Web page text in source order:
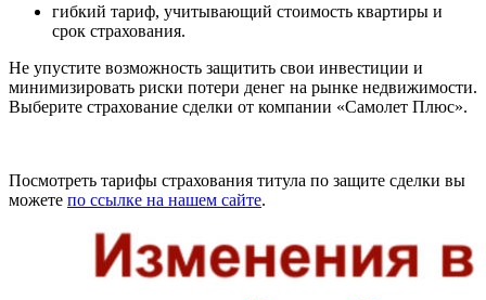
гибкий тариф, учитывающий стоимость квартиры и
срок страхования.
Не упустите возможность защитить свои инвестиции и
минимизировать риски потери денег на рынке недвижимости.
Выберите страхование сделки от компании «Самолет Плюс».
Посмотреть тарифы страхования титула по защите сделки вы
можете по ссылке на нашем сайте.